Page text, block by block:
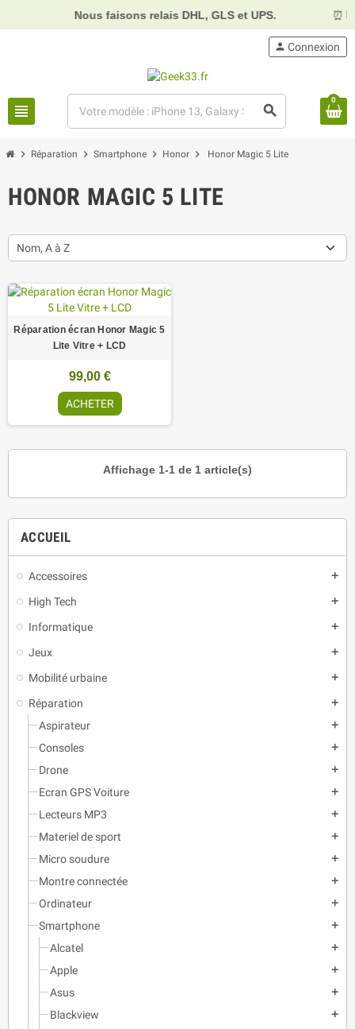
Nous faisons relais DHL, GLS et UPS. Horaires :
view_headline search
person Connexion
0
chevron_right Réparation chevron_right Smartphone chevron_right Honor chevron_right Honor Magic 5 Lite
ACCUEIL
Accessoires add
High Tech add
Informatique add
Jeux add
Mobilité urbaine add
Réparation add
Aspirateur add
Consoles add
Drone add
Ecran GPS Voiture add
Lecteurs MP3 add
Materiel de sport add
Micro soudure add
Montre connectée add
Ordinateur add
Smartphone add
Alcatel add
Apple add
Asus add
Blackview add
HONOR MAGIC 5 LITE
Nom, A à Z
Réparation écran Honor Magic 5
Lite Vitre + LCD
99,00 €
ACHETER
Affichage 1-1 de 1 article(s)